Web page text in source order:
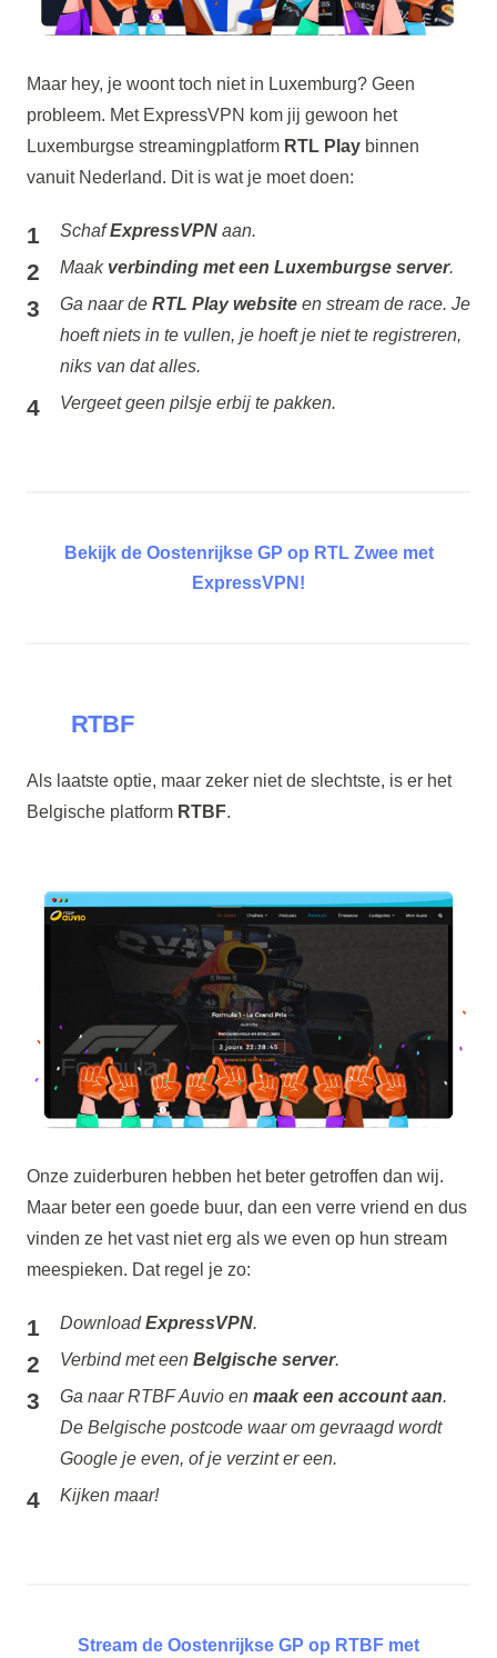
Maar hey, je woont toch niet in Luxemburg? Geen
probleem. Met ExpressVPN kom jij gewoon het
Luxemburgse streamingplatform RTL Playbinnen
vanuit Nederland. Dit is wat je moet doen:
SchafExpressVPNaan.
Maak verbinding met een Luxemburgse server.
Ga naar de RTL Play websiteen stream de race. Je
hoeft niets in te vullen, je hoeft je niet te registreren,
niks van dat alles.
Vergeet geen pilsje erbij te pakken.
Bekijk de Oostenrijkse GP op RTL Zwee met
ExpressVPN!
RTBF
Als laatste optie, maar zeker niet de slechtste, is er het
Belgische platform RTBF.
Onze zuiderburen hebben het beter getroffen dan wij.
Maar beter een goede buur, dan een verre vriend en dus
vinden ze het vast niet erg als we even op hun stream
meespieken. Dat regel je zo:
Download ExpressVPN.
Verbind met een Belgische server.
Ga naar RTBF Auvio en maak een account aan.
De Belgische postcode waar om gevraagd wordt
Google je even, of je verzint er een.
Kijken maar!
Stream de Oostenrijkse GP op RTBF met